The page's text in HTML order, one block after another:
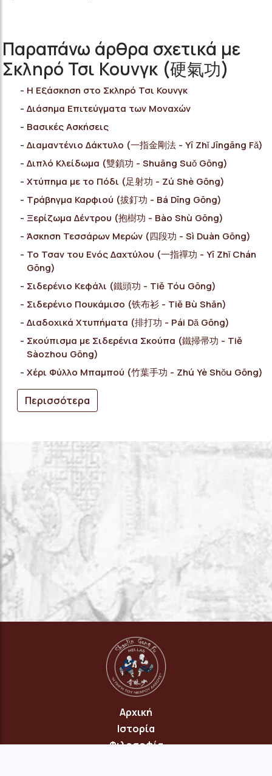
Παραπάνω άρθρα σχετικά με
Σκληρό Τσι Κουνγκ (硬氣功)
Η Εξάσκηση στο Σκληρό Τσι Κουνγκ
Διάσημα Επιτεύγματα των Μοναχών
Bασικές Ασκήσεις
Διαμαντένιο Δάκτυλο (一指金剛法 - Yī Zhǐ Jīngāng Fǎ)
Διπλό Κλείδωμα (雙鎖功 - Shuāng Suǒ Gōng)
Χτύπημα με το Πόδι (足射功 - Zú Shè Gōng)
Τράβηγμα Καρφιού (拔釘功 - Bá Dīng Gōng)
Ξερίζωμα Δέντρου (抱樹功 - Bào Shù Gōng)
Άσκηση Τεσσάρων Μερών (四段功 - Sì Duàn Gōng)
Το Τσαν του Ενός Δαχτύλου (一指禪功 - Yī Zhǐ Chán
Gōng)
Σιδερένιο Κεφάλι (鐵頭功 - Tiě Tóu Gōng)
Σιδερένιο Πουκάμισο (铁布衫 - Tiě Bù Shān)
Διαδοχικά Χτυπήματα (排打功 - Pái Dǎ Gōng)
Σκούπισμα με Σιδερένια Σκούπα (鐵掃帚功 - Tiě
Sàozhou Gōng)
Χέρι Φύλλο Μπαμπού (竹葉手功 - Zhú Yè Shǒu Gōng)
Περισσότερα
Αρχική
Ιστορία
Φιλοσοφία